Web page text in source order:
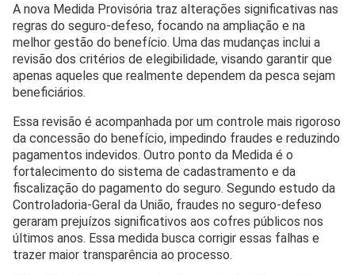
A nova Medida Provisória traz alterações significativas nas
regras do seguro-defeso, focando na ampliação e na
melhor gestão do benefício. Uma das mudanças inclui a
revisão dos critérios de elegibilidade, visando garantir que
apenas aqueles que realmente dependem da pesca sejam
beneficiários.
Essa revisão é acompanhada por um controle mais rigoroso
da concessão do benefício, impedindo fraudes e reduzindo
pagamentos indevidos. Outro ponto da Medida é o
fortalecimento do sistema de cadastramento e da
fiscalização do pagamento do seguro. Segundo estudo da
Controladoria-Geral da União, fraudes no seguro-defeso
geraram prejuízos significativos aos cofres públicos nos
últimos anos. Essa medida busca corrigir essas falhas e
trazer maior transparência ao processo.